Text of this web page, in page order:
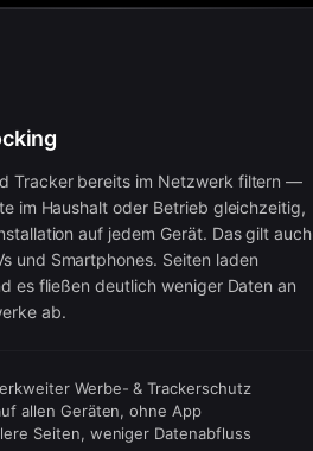
Tracker bereits im Netzwerk filtern —
im Haushalt oder Betrieb gleichzeitig,
auf jedem Gerät. Das gilt auch
und Smartphones. Seiten laden
es fließen deutlich weniger Daten an
ab.
Werbe- & Trackerschutz
allen Geräten, ohne App
Seiten, weniger Datenabfluss